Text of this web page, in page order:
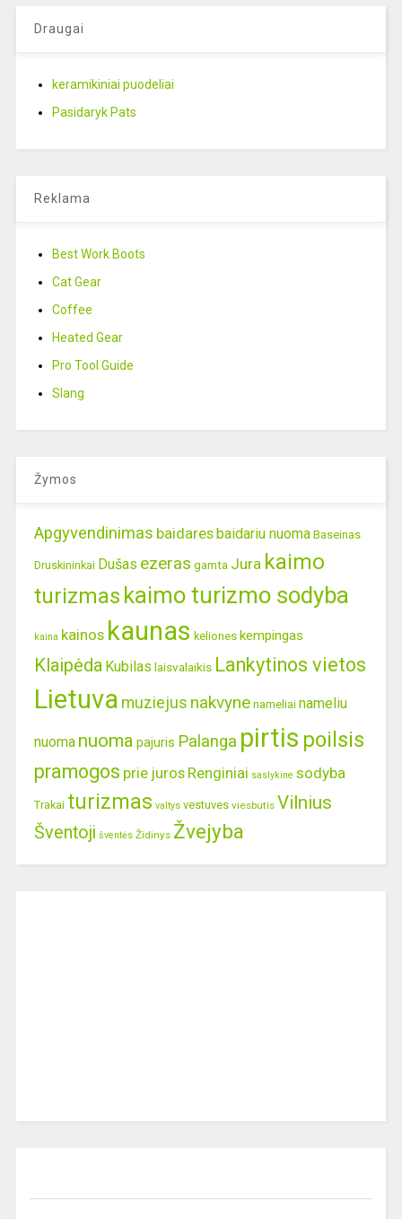
Draugai
keramikiniai puodeliai
Pasidaryk Pats
Reklama
Best Work Boots
Cat Gear
Coffee
Heated Gear
Pro Tool Guide
Slang
Žymos
Apgyvendinimas baidaresbaidariu nuoma Baseinas
Druskininkai Dušas ezeras gamta Jura kaimo
turizmas kaimo turizmo sodyba
kaina kainos kaunas keliones kempingas
Klaipėda Kubilas laisvalaikis Lankytinos vietos
Lietuva muziejus nakvyne nameliai nameliu
nuoma nuoma pajuris Palanga pirtis poilsis
pramogos prie juros Renginiai saslykine sodyba
Trakai turizmas valtys vestuves viesbutis Vilnius
Šventoji šventės Židinys Žvejyba